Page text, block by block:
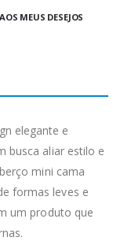
MEUS DESEJOS
elegante e
busca aliar estilo e
mini cama
formas leves e
um produto que